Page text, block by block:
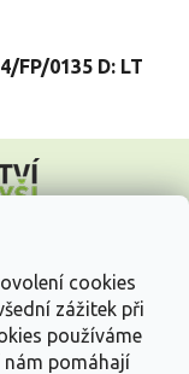
cookies
zážitek při
používáme
nám pomáhají
FP/0135 D: LT